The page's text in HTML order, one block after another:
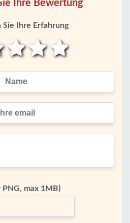
Ihre Bewertung
Sie Ihre Erfahrung
PNG, max 1MB)